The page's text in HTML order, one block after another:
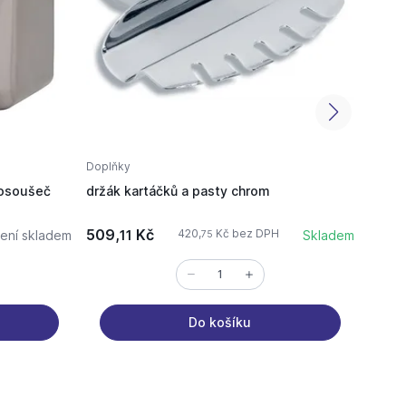
skladem
Doplňky
držák kartáčků a pasty chrom
509,11 Kč 420,75 Kč bez DPH Skladem
Do košíku